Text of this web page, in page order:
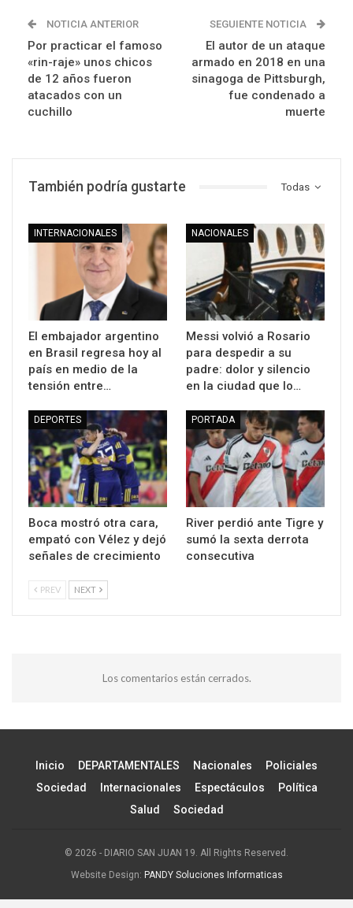
NOTICIA ANTERIOR
Por practicar el famoso
«rin-raje» unos chicos
de 12 años fueron
atacados con un
cuchillo
SEGUIENTE NOTICIA
El autor de un ataque
armado en 2018 en una
sinagoga de Pittsburgh,
fue condenado a
muerte
Todas
También podría gustarte
INTERNACIONALES
El embajador argentino
en Brasil regresa hoy al
país en medio de la
tensión entre…
NACIONALES
Messi volvió a Rosario
para despedir a su
padre: dolor y silencio
en la ciudad que lo…
DEPORTES
Boca mostró otra cara,
empató con Vélez y dejó
señales de crecimiento
PORTADA
River perdió ante Tigre y
sumó la sexta derrota
consecutiva
PREV NEXT
Los comentarios están cerrados.
Inicio DEPARTAMENTALES Nacionales
Policiales
Sociedad
Internacionales Espectáculos
Política
Salud
Sociedad
© 2026 - DIARIO SAN JUAN 19. All Rights Reserved.
Website Design: PANDY Soluciones Informaticas